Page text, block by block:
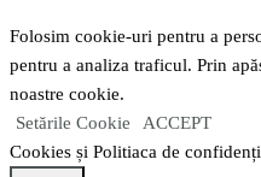
Folosim cookie-uri pentru a
pentru a analiza traficul. Prin
noastre cookie.
Setările Cookie
ACCEPT
Cookies și Politiaca de